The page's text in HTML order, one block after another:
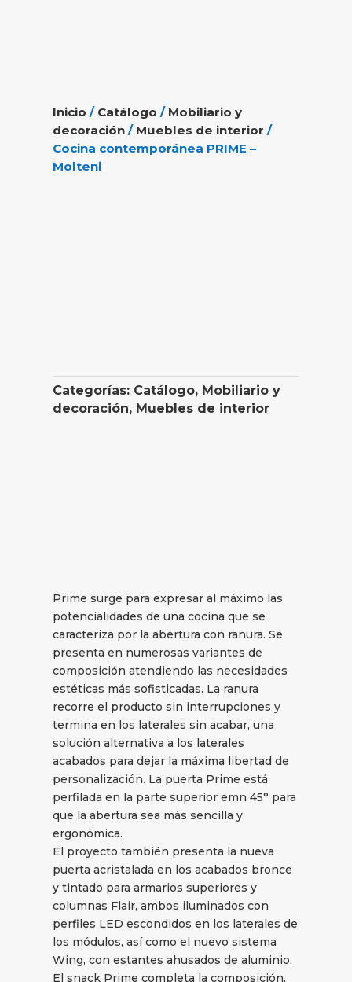
Inicio / Catálogo / Mobiliario y
decoración / Muebles de interior /
Cocina contemporánea PRIME –
Molteni
Categorías: Catálogo, Mobiliario y
decoración, Muebles de interior
Prime surge para expresar al máximo las
potencialidades de una cocina que se
caracteriza por la abertura con ranura. Se
presenta en numerosas variantes de
composición atendiendo las necesidades
estéticas más sofisticadas. La ranura
recorre el producto sin interrupciones y
termina en los laterales sin acabar, una
solución alternativa a los laterales
acabados para dejar la máxima libertad de
personalización. La puerta Prime está
perfilada en la parte superior emn 45° para
que la abertura sea más sencilla y
ergonómica.
El proyecto también presenta la nueva
puerta acristalada en los acabados bronce
y tintado para armarios superiores y
columnas Flair, ambos iluminados con
perfiles LED escondidos en los laterales de
los módulos, así como el nuevo sistema
Wing, con estantes ahusados de aluminio.
El snack Prime completa la composición,